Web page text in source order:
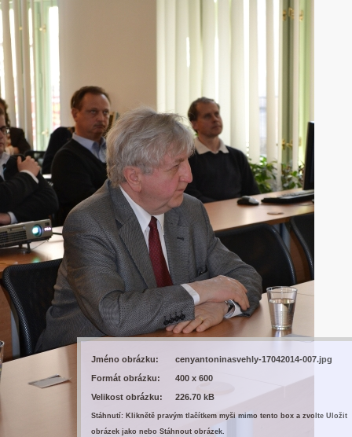
Jméno obrázku:
cenyantoninasvehly-17042014-007.jpg
Formát obrázku:
400 x 600
Velikost obrázku:
226.70 kB
Stáhnutí: Kliknětě pravým tlačítkem myši mimo tento box a zvolte Uložit
obrázek jako nebo Stáhnout obrázek.